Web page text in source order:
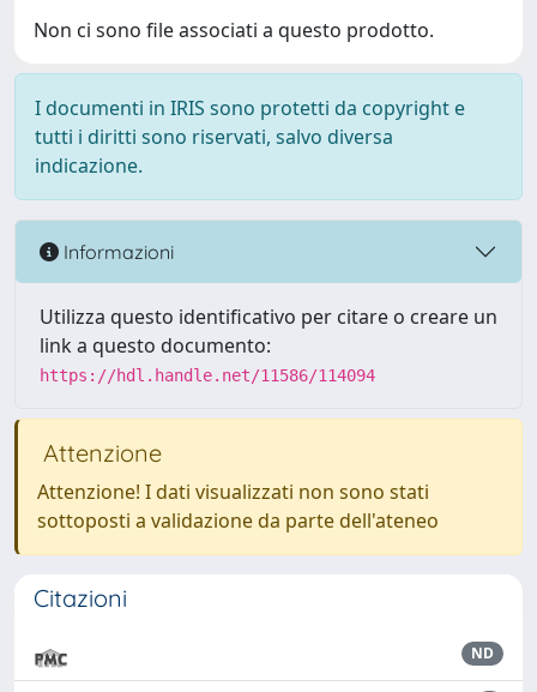
Non ci sono file associati a questo prodotto.
I documenti in IRIS sono protetti da copyright e
tutti i diritti sono riservati, salvo diversa
indicazione.
Informazioni
Utilizza questo identificativo per citare o creare un
link a questo documento:
https://hdl.handle.net/11586/114094
Attenzione
Attenzione! I dati visualizzati non sono stati
sottoposti a validazione da parte dell'ateneo
Citazioni
ND